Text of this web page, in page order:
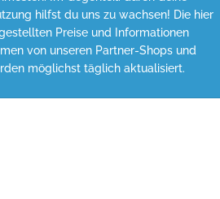
hilfst du uns zu wachsen! Die hier
Preise und Informationen
von unseren Partner-Shops und
möglichst täglich aktualisiert.